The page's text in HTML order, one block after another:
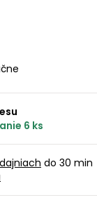
6 ks
do 30 min